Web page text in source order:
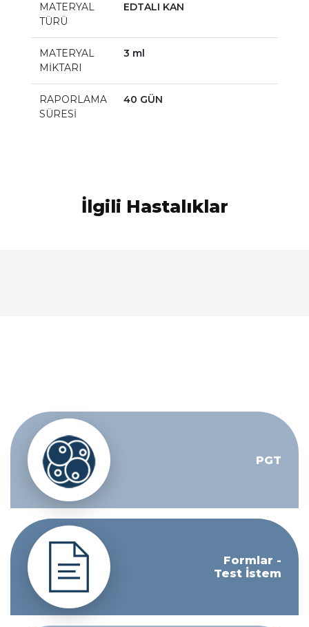
MATERYAL
TÜRÜ
EDTALI KAN
MATERYAL
MİKTARI
3 ml
RAPORLAMA
SÜRESİ
40 GÜN
İlgili Hastalıklar
PGT
Formlar -
Test İstem